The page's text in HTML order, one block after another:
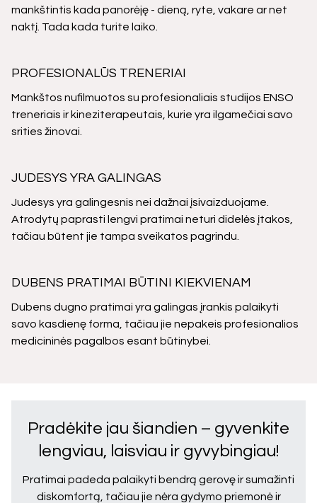
mankštintis kada panorėję - dieną, ryte, vakare ar net
naktį. Tada kada turite laiko.
PROFESIONALŪS TRENERIAI
Mankštos nufilmuotos su profesionaliais studijos ENSO
treneriais ir kineziterapeutais, kurie yra ilgamečiai savo
srities žinovai.
JUDESYS YRA GALINGAS
Judesys yra galingesnis nei dažnai įsivaizduojame.
Atrodytų paprasti lengvi pratimai neturi didelės įtakos,
tačiau būtent jie tampa sveikatos pagrindu.
DUBENS PRATIMAI BŪTINI KIEKVIENAM
Dubens dugno pratimai yra galingas įrankis palaikyti
savo kasdienę forma, tačiau jie nepakeis profesionalios
medicininės pagalbos esant būtinybei.
Pradėkite jau šiandien – gyvenkite
lengviau, laisviau ir gyvybingiau!
Pratimai padeda palaikyti bendrą gerovę ir sumažinti
diskomfortą, tačiau jie nėra gydymo priemonė ir